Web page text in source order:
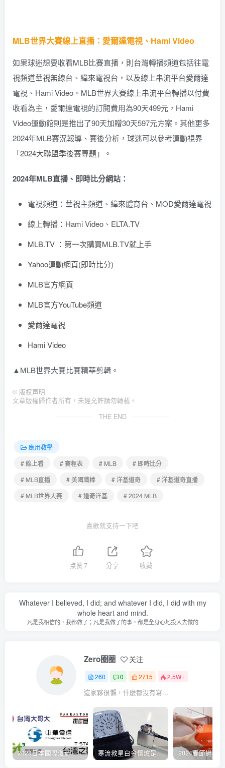
MLB世界大賽線上直播：愛爾達電視、Hami Video
如果球迷想要收看MLB比賽直播，則台灣轉播頻道包括往電
視頻道華視無線台、緯來電視台，以及線上串流平台愛爾達
電視、Hami Video。MLB世界大賽線上串流平台轉播以付費
收看為主，愛爾達電視的訂閱費用為90天499元，Hami
Video運動館則是推出了90天加贈30天597元方案。其他更多
2024年MLB賽況報導、賽後分析，球迷可以參考運動視界
「2024大聯盟季後賽專題」。
2024年MLB直播、即時比分網站：
電視頻道：華視主頻道、緯來體育台、MOD愛爾達電視
線上轉播：Hami Video、ELTA.TV
MLB.TV ：第一次購買MLB.TV就上手
Yahoo運動網頁(即時比分)
MLB官方網頁
MLB官方YouTube頻道
愛爾達電視
Hami Video
▲MLB世界大賽比賽精華剪輯。
© 版权声明
文章版權歸作者所有，未經允許請勿轉載。
THE END
應用教學
# 線上看
# 賽程表 # MLB
# 即時比分
# MLB直播
# 美國職棒 # 洋基道奇
# 洋基道奇直播
# MLB世界大賽
# 道奇洋基 # 2024 MLB
喜歡就支持一下吧
点赞7 分享 收藏
Whatever I believed, I did; and whatever I did, I did with my
whole heart and mind.
凡是我相信的，我都做了；凡是我做了的事，都是全身心地投入去做的
Zero圈圈 关注
260 0 2715 2.5W+
這家夥很懶，什麽都沒有寫...
2023日本國際漫遊吃到飽資費懶人包：中華電信、遠傳電信、台灣大哥大、台灣之星、亞太電信 寒流救星白金懷爐是什麼？運作原理解析、相比電暖蛋有哪些優缺點？懷爐挑選方法介紹